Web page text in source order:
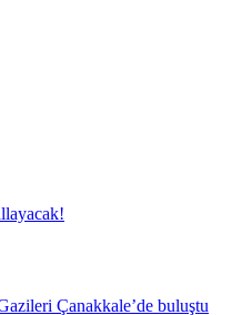
Çanakkale’de buluştu